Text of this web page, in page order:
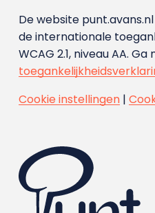
De website
de internationale
WCAG 2.1, niveau AA. Ga
Cookie instellingen|